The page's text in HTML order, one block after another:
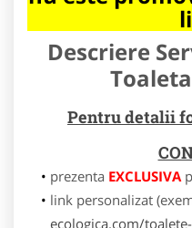
Descriere
Pentru detalii
prezenta EXCLUSIVA
link personalizat
ecologica.com/